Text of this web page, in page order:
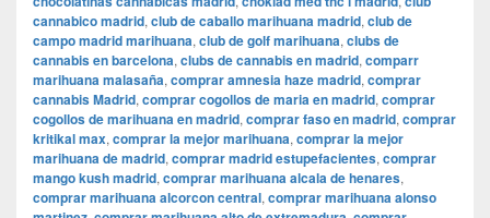
cannabico madrid, club de caballo marihuana madrid, club de
campo madrid marihuana, club de golf marihuana, clubs de
cannabis en barcelona, clubs de cannabis en madrid, comparr
marihuana malasaña, comprar amnesia haze madrid, comprar
cannabis Madrid, comprar cogollos de maria en madrid, comprar
cogollos de marihuana en madrid, comprar faso en madrid, comprar
kritikal max, comprar la mejor marihuana, comprar la mejor
marihuana de madrid, comprar madrid estupefacientes, comprar
mango kush madrid, comprar marihuana alcala de henares,
comprar marihuana alcorcon central, comprar marihuana alonso